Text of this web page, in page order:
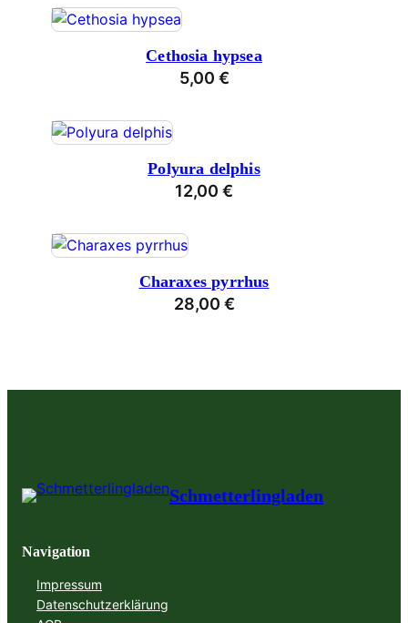
Cethosia hypsea
5,00 €
Polyura delphis
12,00 €
Charaxes pyrrhus
28,00 €
Schmetterlingladen
Navigation
Impressum
Datenschutzerklärung